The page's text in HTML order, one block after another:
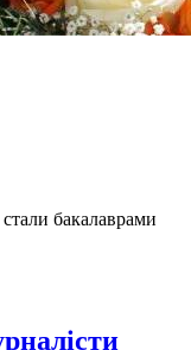
бакалаврами